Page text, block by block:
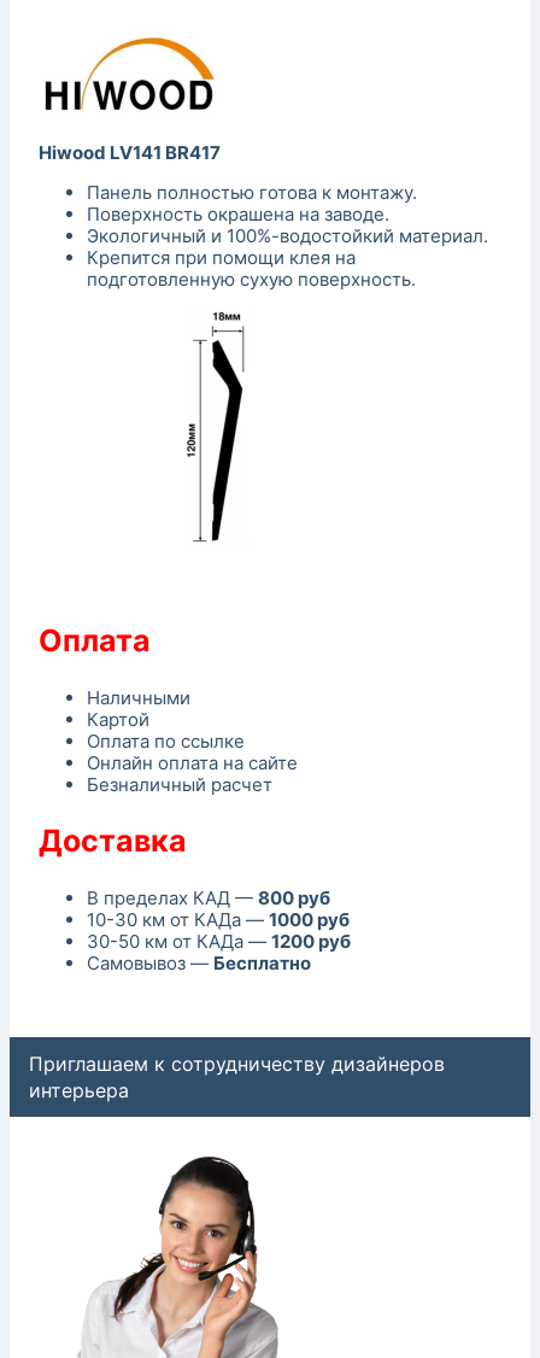
Hiwood LV141 BR417
Панель полностью готова к монтажу.
Поверхность окрашена на заводе.
Экологичный и 100%-водостойкий материал.
Крепится при помощи клея на
подготовленную сухую поверхность.
Оплата
Наличными
Картой
Оплата по ссылке
Онлайн оплата на сайте
Безналичный расчет
Доставка
В пределах КАД — 800 руб
10-30 км от КАДа — 1000 руб
30-50 км от КАДа — 1200 руб
Самовывоз — Бесплатно
Приглашаем к сотрудничеству дизайнеров
интерьера